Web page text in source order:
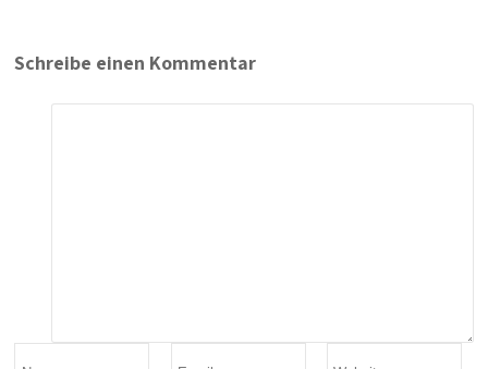
Schreibe einen Kommentar